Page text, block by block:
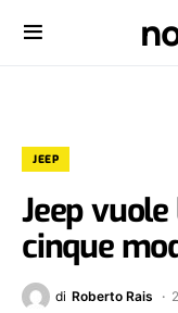
JEEP
Jeep
cinque
di Roberto Rais